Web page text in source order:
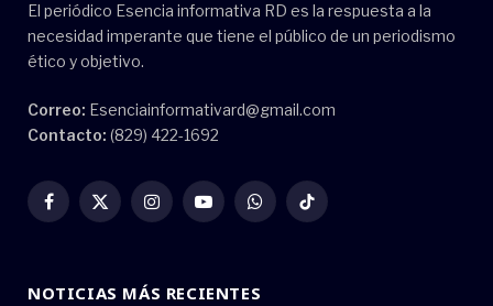
El periódico Esencia informativa RD es la respuesta a la
necesidad imperante que tiene el público de un periodismo
ético y objetivo.
Correo: Esenciainformativard@gmail.com
Contacto: (829) 422-1692
Facebook
X
InstagramYouTubeWhatsAppTikTok
NOTICIAS MÁS RECIENTES